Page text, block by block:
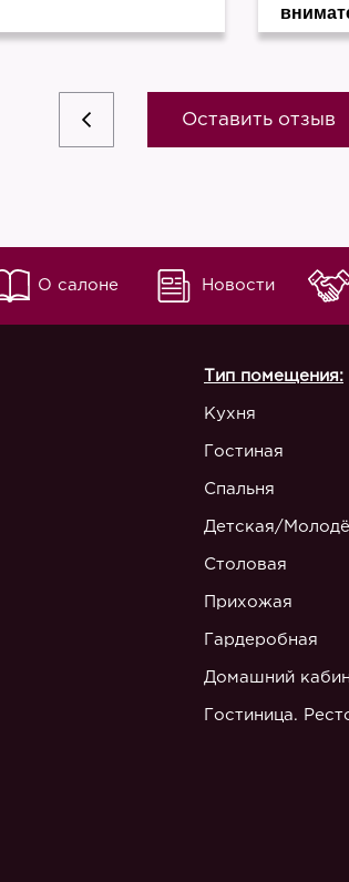
Оставить отзыв
О салоне Новости
Тип помещения:
Кухня
Гостиная
Спальня
Детская/
Столовая
Прихожая
Гардеробная
Домашний
Гостиница.